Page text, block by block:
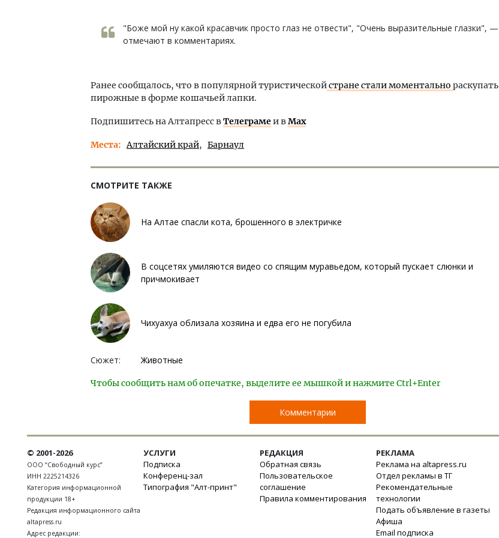
"Боже мой ну какой красавчик просто глаз не отвести", "Очень выразительные глазки", —
отмечают в комментариях.
Ранее сообщалось, что в популярной туристическойстране стали моментально раскупать
пирожные в форме кошачьей лапки.
Подпишитесь на Алтапресс вТелеграмеи вMax
Места Алтайский край Барнаул
СМОТРИТЕ ТАКЖЕ
На Алтае спасли кота, брошенного в электричке
В соцсетях умиляются видео со спящим муравьедом, который пускает слюнки и
причмокивает
Чихуахуа облизала хозяина и едва его не погубила
Сюжет: Животные
Чтобы сообщить нам об опечатке, выделите ее мышкой и нажмите Ctrl+Enter
Комментарии
© 2001-2026
ООО “Свободный курс”
ИНН 2225214326
Категория информационной
продукции 18+
Редакция информационного сайта
altapress.ru
Адрес редакции:
УСЛУГИ
Подписка
Конференц-зал
Типография "Алт-принт"
РЕДАКЦИЯ
Обратная связь
Пользовательское
соглашение
Правила комментирования
РЕКЛАМА
Реклама на altapress.ru
Отдел рекламы в ТГ
Рекомендательные
технологии
Подать объявление в газеты
Афиша
Email подписка